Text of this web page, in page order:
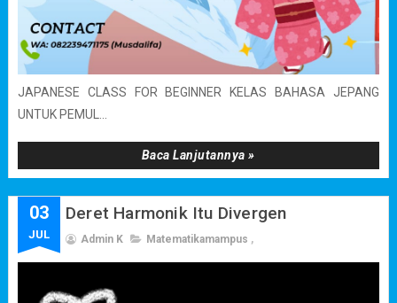
JAPANESE CLASS FOR BEGINNER KELAS BAHASA JEPANG
UNTUK PEMUL...
Baca Lanjutannya »
03
JUL
Deret Harmonik Itu Divergen
Admin K Matematikamampus ,